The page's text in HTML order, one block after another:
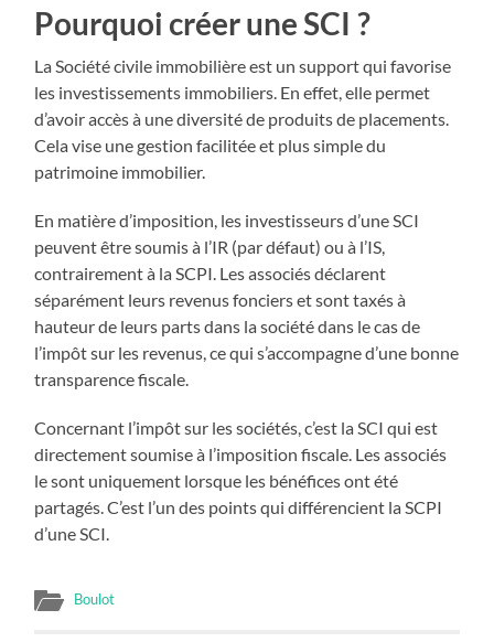
Pourquoi créer une SCI ?
La Société civile immobilière est un support qui favorise
les investissements immobiliers. En effet, elle permet
d’avoir accès à une diversité de produits de placements.
Cela vise une gestion facilitée et plus simple du
patrimoine immobilier.
En matière d’imposition, les investisseurs d’une SCI
peuvent être soumis à l’IR (par défaut) ou à l’IS,
contrairement à la SCPI. Les associés déclarent
séparément leurs revenus fonciers et sont taxés à
hauteur de leurs parts dans la société dans le cas de
l’impôt sur les revenus, ce qui s’accompagne d’une bonne
transparence fiscale.
Concernant l’impôt sur les sociétés, c’est la SCI qui est
directement soumise à l’imposition fiscale. Les associés
le sont uniquement lorsque les bénéfices ont été
partagés. C’est l’un des points qui différencient la SCPI
d’une SCI.
Boulot